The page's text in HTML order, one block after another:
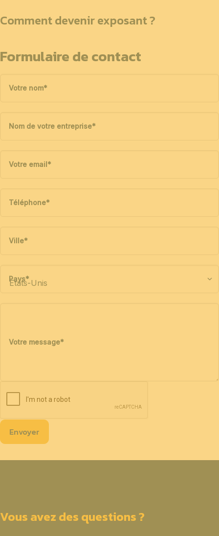
Comment devenir exposant ?
Formulaire de contact
Votre nom*
Nom de votre entreprise*
Votre email*
Téléphone*
Ville*
Pays*
Votre message*
Envoyer
Vous avez des questions ?